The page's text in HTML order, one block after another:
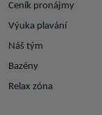
Ceník pronájmy
Výuka plavání
Náš tým
Bazény
Relax zóna